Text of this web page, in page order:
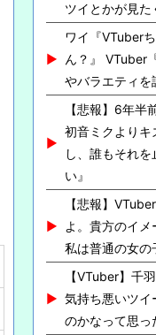
ツイとかが見た
ワイ『VTuber
ん？』 VTuber
やバラエティを
【悲報】6年半
初音ミクよりキ
し、誰もそれ
い』
【悲報】
よ。貴方のイ
私は普通の女の
【VTuber】千
気持ち悪いツイ
のかなって思っ